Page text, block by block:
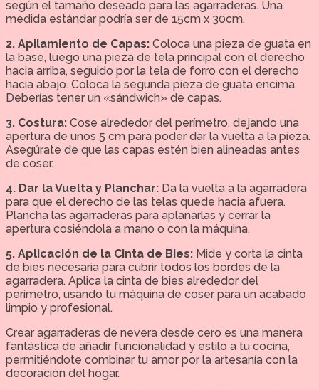
según el tamaño deseado para las agarraderas. Una
medida estándar podría ser de 15cm x 30cm.
2. Apilamiento de Capas: Coloca una pieza de guata en
la base, luego una pieza de tela principal con el derecho
hacia arriba, seguido por la tela de forro con el derecho
hacia abajo. Coloca la segunda pieza de guata encima.
Deberías tener un «sándwich» de capas.
3. Costura: Cose alrededor del perímetro, dejando una
apertura de unos 5 cm para poder dar la vuelta a la pieza.
Asegúrate de que las capas estén bien alineadas antes
de coser.
4. Dar la Vuelta y Planchar: Da la vuelta a la agarradera
para que el derecho de las telas quede hacia afuera.
Plancha las agarraderas para aplanarlas y cerrar la
apertura cosiéndola a mano o con la máquina.
5. Aplicación de la Cinta de Bies: Mide y corta la cinta
de bies necesaria para cubrir todos los bordes de la
agarradera. Aplica la cinta de bies alrededor del
perímetro, usando tu máquina de coser para un acabado
limpio y profesional.
Crear agarraderas de nevera desde cero es una manera
fantástica de añadir funcionalidad y estilo a tu cocina,
permitiéndote combinar tu amor por la artesanía con la
decoración del hogar.